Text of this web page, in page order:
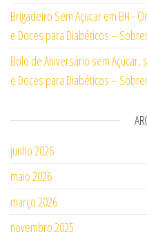
Brigadeiro Sem Açucar em BH -
e Doces para Diabéticos –
Bolo de Aniversário sem Açúcar,
e Doces para Diabéticos –
junho 2026
maio 2026
março 2026
novembro 2025